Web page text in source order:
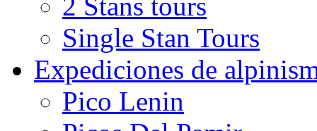
Single Stan Tours
Expediciones de
Pico Lenin